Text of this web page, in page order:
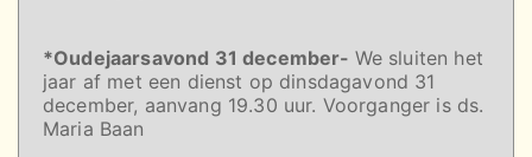
*Oudejaarsavond 31 december- We sluiten het
jaar af met een dienst op dinsdagavond 31
december, aanvang 19.30 uur. Voorganger is ds.
Maria Baan